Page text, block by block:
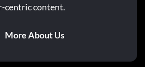
centric content.
More About Us